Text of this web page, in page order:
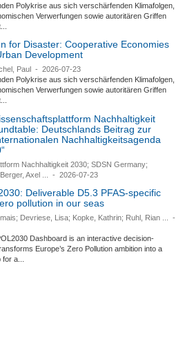
Polykrise aus sich verschärfenden Klimafolgen,
Verwerfungen sowie autoritären Griffen
for Disaster: Cooperative Economies
Development
Paul -
2026-07-23
Polykrise aus sich verschärfenden Klimafolgen,
Verwerfungen sowie autoritären Griffen
Nachhaltigkeit
Deutschlands Beitrag zur
Nachhaltigkeitsagenda
Nachhaltigkeit 2030; SDSN Germany;
Axel ...
- 2026-07-23
Deliverable D5.3 PFAS-specific
pollution in our seas
Devriese, Lisa; Kopke, Kathrin; Ruhl, Rian ...
-
Dashboard is an interactive decision-
Europe’s Zero Pollution ambition into a
a...